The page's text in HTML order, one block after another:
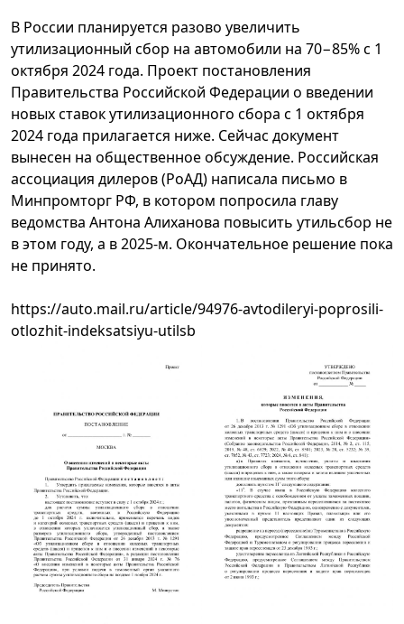
В России планируется разово увеличить
утилизационный сбор на автомобили на 70−85% с 1
октября 2024 года. Проект постановления
Правительства Российской Федерации о введении
новых ставок утилизационного сбора с 1 октября
2024 года прилагается ниже. Сейчас документ
вынесен на общественное обсуждение. Российская
ассоциация дилеров (РоАД) написала письмо в
Минпромторг РФ, в котором попросила главу
ведомства Антона Алиханова повысить утильсбор не
в этом году, а в 2025-м. Окончательное решение пока
не принято.
https://auto.mail.ru/article/94976-avtodileryi-poprosili-
otlozhit-indeksatsiyu-utilsb